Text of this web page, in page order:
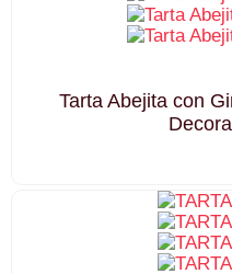
Tarta Abejita con